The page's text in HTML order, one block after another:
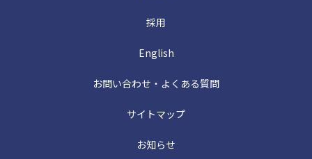
採用
English
お問い合わせ・よくある質問
サイトマップ
お知らせ